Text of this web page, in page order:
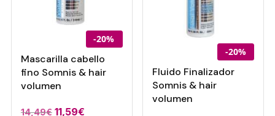
-20%
Mascarilla cabello
fino Somnis & hair
volumen
14,49€ 11,59€
-20%
Fluido Finalizador
Somnis & hair
volumen